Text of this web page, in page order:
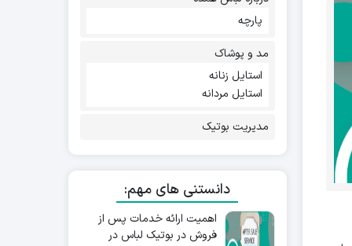
پارچه
مد و پوشاک
استایل زنانه
استایل مردانه
مدیریت بوتیک
دانستنی های مهم:
اهمیت ارائه خدمات پس از
فروش در بوتیک لباس در